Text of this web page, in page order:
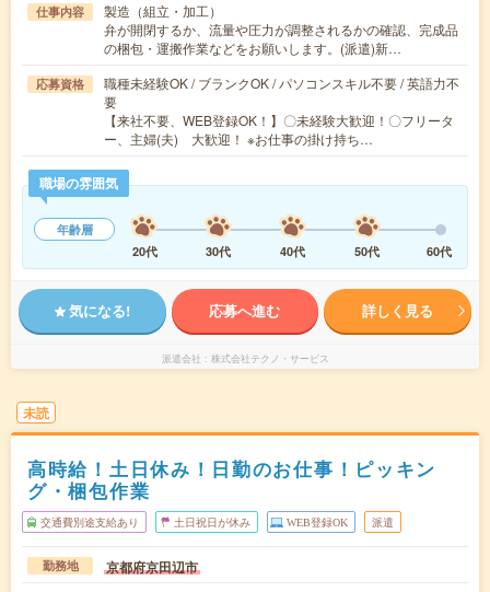
仕事内容
製造（組立・加工）
弁が開閉するか、流量や圧力が調整されるかの確認、完成品
の梱包・運搬作業などをお願いします。(派遣)新…
応募資格
職種未経験OK / ブランクOK / パソコンスキル不要 / 英語力不
要
【来社不要、WEB登録OK！】〇未経験大歓迎！〇フリータ
ー、主婦(夫) 大歓迎！ ※お仕事の掛け持ち…
職場の雰囲気
年齢層
20代
30代 40代 50代 60代
気になる! 応募へ進む 詳しく見る
派遣会社 株式会社テクノ・サービス
未読
高時給！土日休み！日勤のお仕事！ピッキン
グ・梱包作業
交通費別途支給あり 土日祝日が休み WEB登録OK 派遣
勤務地 京都府京田辺市